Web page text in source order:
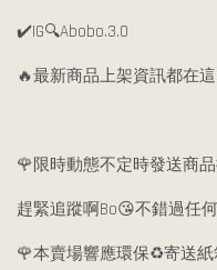
✔️IG🔍Abobo.3.0
🔥最新商品上架資訊都在
🌹限時動態不定時發送商
趕緊追蹤啊Bo😘不錯過任
🌹本賣場響應環保♻️寄送